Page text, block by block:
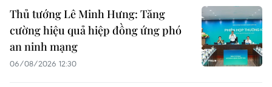
Thủ tướng Lê Minh Hưng: Tăng
cường hiệu quả hiệp đồng ứng phó
an ninh mạng
06/08/2026 12:30